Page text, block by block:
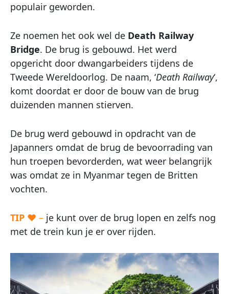
populair geworden.
Ze noemen het ook wel de Death Railway
Bridge. De brug is gebouwd. Het werd
opgericht door dwangarbeiders tijdens de
Tweede Wereldoorlog. De naam, ‘Death Railway‘,
komt doordat er door de bouw van de brug
duizenden mannen stierven.
De brug werd gebouwd in opdracht van de
Japanners omdat de brug de bevoorrading van
hun troepen bevorderden, wat weer belangrijk
was omdat ze in Myanmar tegen de Britten
vochten.
TIP ♥ – je kunt over de brug lopen en zelfs nog
met de trein kun je er over rijden.